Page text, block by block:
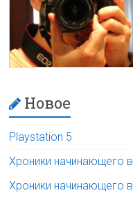
Новое
Playstation 5
Хроники начинающего
Хроники начинающего